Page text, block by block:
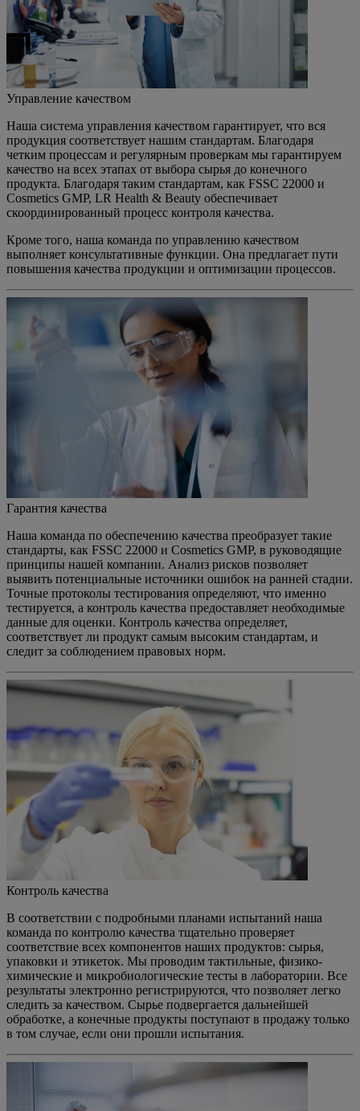
Управление качеством
Наша система управления качеством гарантирует, что вся
продукция соответствует нашим стандартам. Благодаря
четким процессам и регулярным проверкам мы гарантируем
качество на всех этапах от выбора сырья до конечного
продукта. Благодаря таким стандартам, как FSSC 22000 и
Cosmetics GMP, LR Health & Beauty обеспечивает
скоординированный процесс контроля качества.
Кроме того, наша команда по управлению качеством
выполняет консультативные функции. Она предлагает пути
повышения качества продукции и оптимизации процессов.
Гарантия качества
Наша команда по обеспечению качества преобразует такие
стандарты, как FSSC 22000 и Cosmetics GMP, в руководящие
принципы нашей компании. Анализ рисков позволяет
выявить потенциальные источники ошибок на ранней стадии.
Точные протоколы тестирования определяют, что именно
тестируется, а контроль качества предоставляет необходимые
данные для оценки. Контроль качества определяет,
соответствует ли продукт самым высоким стандартам, и
следит за соблюдением правовых норм.
Контроль качества
В соответствии с подробными планами испытаний наша
команда по контролю качества тщательно проверяет
соответствие всех компонентов наших продуктов: сырья,
упаковки и этикеток. Мы проводим тактильные, физико-
химические и микробиологические тесты в лаборатории. Все
результаты электронно регистрируются, что позволяет легко
следить за качеством. Сырье подвергается дальнейшей
обработке, а конечные продукты поступают в продажу только
в том случае, если они прошли испытания.